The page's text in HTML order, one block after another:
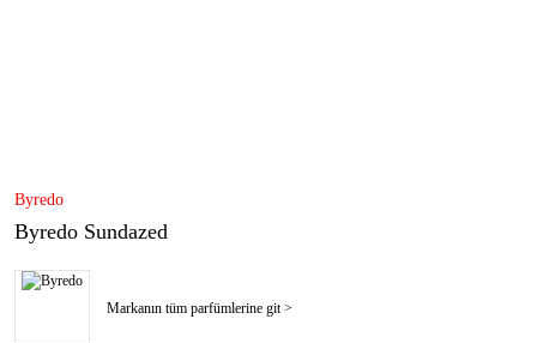
Byredo
Byredo Sundazed
Markanın tüm parfümlerine git >